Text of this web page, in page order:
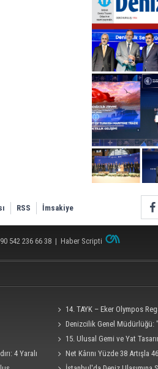
RSS İmsakiye
542 236 66 38 | Haber Scripti
14. TAYK – Eker Olympos
Denizcilik Genel Müdürlüğü:
Ro-Ro Gemisi Dron Saldırısına
15. Ulusal Gemi ve Yat
Süresi 4 Eylül'e Uzatıldı
4 Yaralı
Net Kârını Yüzde 38 Artışla